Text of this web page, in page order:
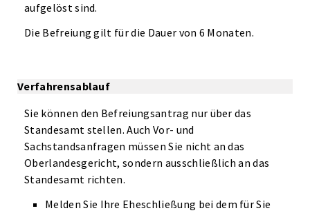
aufgelöst sind.
Die Befreiung gilt für die Dauer von 6 Monaten.
Verfahrensablauf
Sie können den Befreiungsantrag nur über das
Standesamt stellen. Auch Vor- und
Sachstandsanfragen müssen Sie nicht an das
Oberlandesgericht, sondern ausschließlich an das
Standesamt richten.
Melden Sie Ihre Eheschließung bei dem für Sie